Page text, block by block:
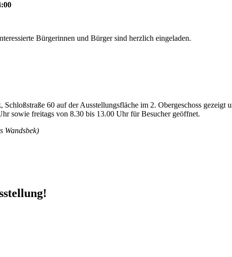
Bürgerinnen und Bürger sind herzlich eingeladen.
60 auf der Ausstellungsfläche im 2. Obergeschoss
sowie freitags von 8.30 bis 13.00 Uhr für Besucher geöffnet.
Wandsbek)